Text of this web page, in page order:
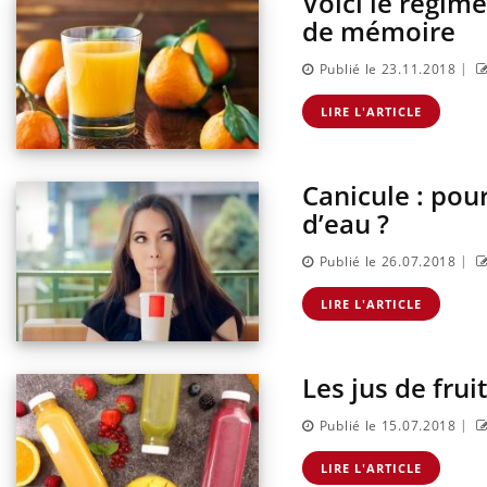
de mémoire
Publié le 23.11.2018 |
LIRE L'ARTICLE
Canicule :
d’eau ?
Publié le 26.07.2018 |
LIRE L'ARTICLE
Les jus de
Publié le 15.07.2018 |
LIRE L'ARTICLE